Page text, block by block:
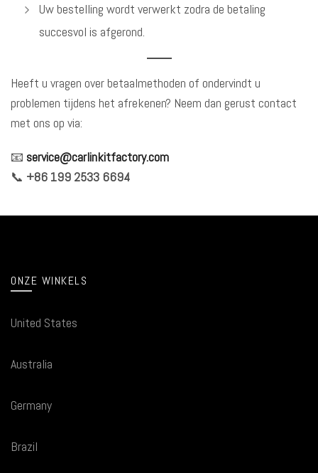
Uw bestelling wordt verwerkt zodra de betaling
succesvol is afgerond.
Heeft u vragen over betaalmethoden of ondervindt u
problemen tijdens het afrekenen? Neem dan gerust contact
met ons op via:
📧 service@carlinkitfactory.com
📞 +86 199 2533 6694
ONZE WINKELS
United States
Australia
Germany
Brazil